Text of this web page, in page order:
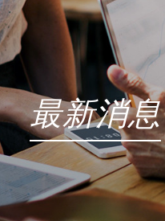
最新消息